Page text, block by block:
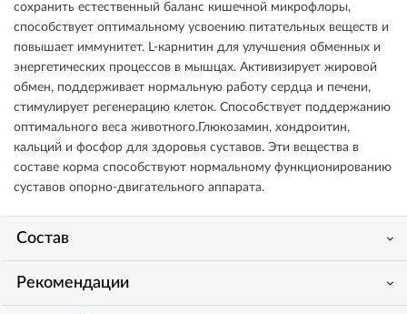
сохранить естественный баланс кишечной микрофлоры,
способствует оптимальному усвоению питательных веществ и
повышает иммунитет. L-карнитин для улучшения обменных и
энергетических процессов в мышцах. Активизирует жировой
обмен, поддерживает нормальную работу сердца и печени,
стимулирует регенерацию клеток. Способствует поддержанию
оптимального веса животного.Глюкозамин, хондроитин,
кальций и фосфор для здоровья суставов. Эти вещества в
составе корма способствуют нормальному функционированию
суставов опорно-двигательного аппарата.
Состав
Рекомендации